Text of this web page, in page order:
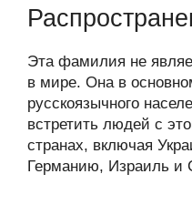
Эта фамилия не
в мире. Она в
русскоязычного
встретить людей с
странах, включая
Германию, Израиль